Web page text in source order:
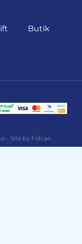
Butik
- Site by Folcan